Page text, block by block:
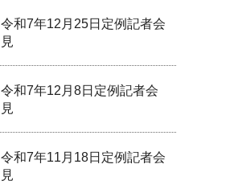
令和7年12月25日定例記者会
見
令和7年12月8日定例記者会
見
令和7年11月18日定例記者会
見